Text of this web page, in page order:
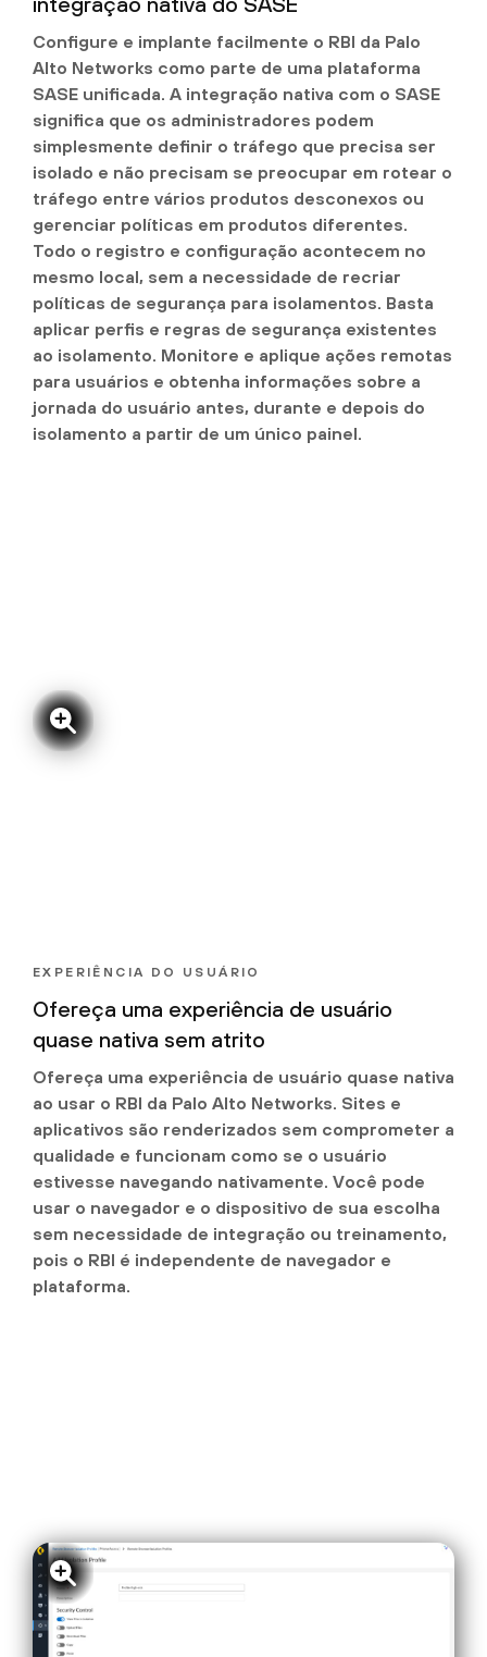
Configure e implante facilmente o RBI da Palo
Alto Networks como parte de uma plataforma
SASE unificada. A integração nativa com o SASE
significa que os administradores podem
simplesmente definir o tráfego que precisa ser
isolado e não precisam se preocupar em rotear o
tráfego entre vários produtos desconexos ou
gerenciar políticas em produtos diferentes.
Todo o registro e configuração acontecem no
mesmo local, sem a necessidade de recriar
políticas de segurança para isolamentos. Basta
aplicar perfis e regras de segurança existentes
ao isolamento. Monitore e aplique ações remotas
para usuários e obtenha informações sobre a
jornada do usuário antes, durante e depois do
isolamento a partir de um único painel.
EXPERIÊNCIA DO USUÁRIO
Ofereça uma experiência de usuário
quase nativa sem atrito
Ofereça uma experiência de usuário quase nativa
ao usar o RBI da Palo Alto Networks. Sites e
aplicativos são renderizados sem comprometer a
qualidade e funcionam como se o usuário
estivesse navegando nativamente. Você pode
usar o navegador e o dispositivo de sua escolha
sem necessidade de integração ou treinamento,
pois o RBI é independente de navegador e
plataforma.